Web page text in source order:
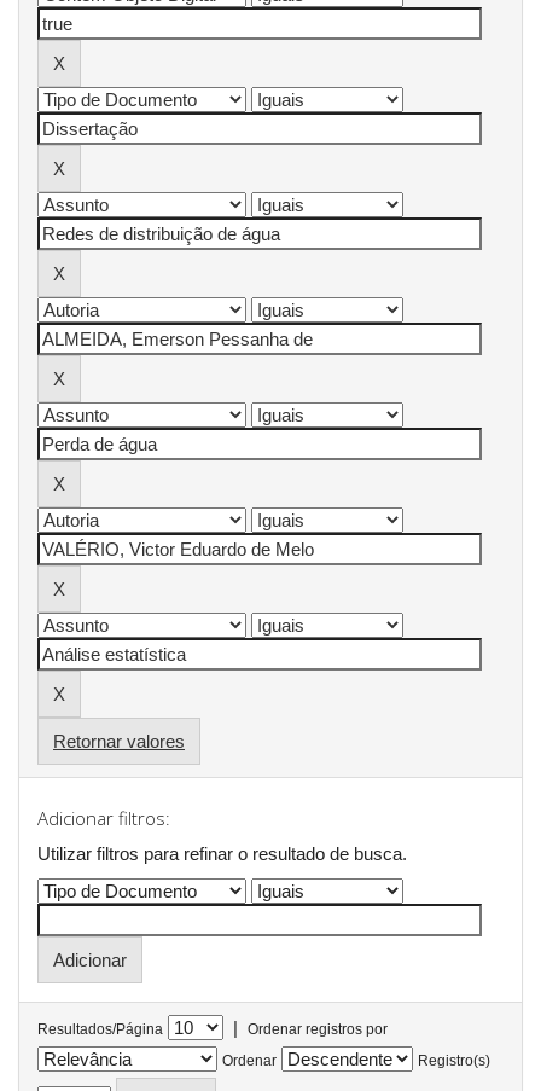
Retornar valores
Adicionar filtros:
Utilizar filtros para refinar o resultado de busca.
Resultados/Página |
Ordenar registros por
Ordenar
Registro(s)